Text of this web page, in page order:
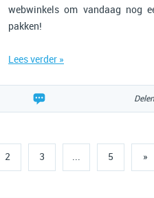
webwinkels om vandaag nog
pakken!
Lees verder »
2 3 ... 5 »